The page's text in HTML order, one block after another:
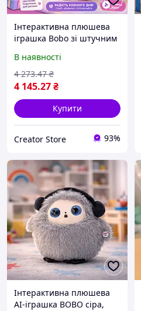
Інтерактивна плюшева
іграшка Bobo зі штучним
управлінням та LED-
очима, 22х25 см
(Фіолетовий)
В наявності
4 145.27₴
4 273.47 ₴
Купити
Creator Store 93%
Інтерактивна плюшева
AI-іграшка BOBO сіра,